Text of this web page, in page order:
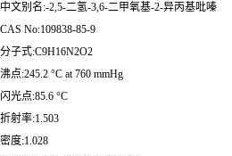
中文别名:-2,5-二氢-3,6-二甲氧基-2-异丙基吡嗪
CAS No:109838-85-9
分子式:C9H16N2O2
沸点:245.2 °C at 760 mmHg
闪光点:85.6 °C
折射率:1.503
密度:1.028